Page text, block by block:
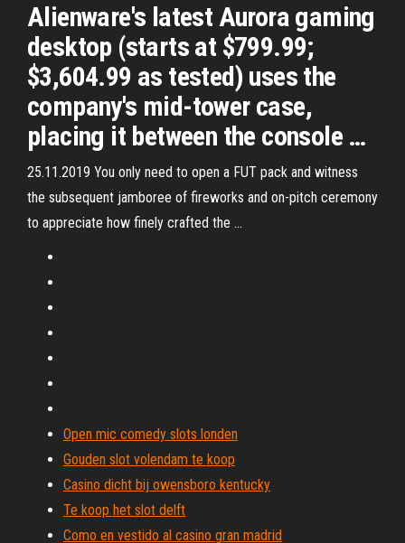
Alienware's latest Aurora gaming
desktop (starts at $799.99;
$3,604.99 as tested) uses the
company's mid-tower case,
placing it between the console …
25.11.2019 You only need to open a FUT pack and witness
the subsequent jamboree of fireworks and on-pitch ceremony
to appreciate how finely crafted the …
Open mic comedy slots londen
Gouden slot volendam te koop
Casino dicht bij owensboro kentucky
Te koop het slot delft
Como en vestido al casino gran madrid